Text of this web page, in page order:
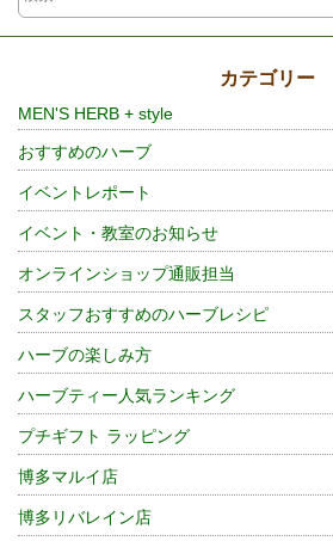
カテゴリー
MEN'S HERB + style
おすすめのハーブ
イベントレポート
イベント・教室のお知らせ
オンラインショップ通販担当
スタッフおすすめのハーブレシピ
ハーブの楽しみ方
ハーブティー人気ランキング
プチギフト ラッピング
博多マルイ店
博多リバレイン店